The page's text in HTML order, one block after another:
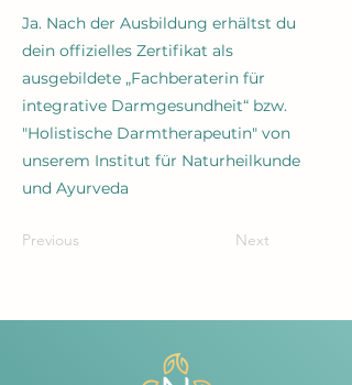
Ja. Nach der Ausbildung erhältst du
dein offizielles Zertifikat als
ausgebildete „Fachberaterin für
integrative Darmgesundheit“ bzw.
"Holistische Darmtherapeutin" von
unserem Institut für Naturheilkunde
und Ayurveda
Previous Next